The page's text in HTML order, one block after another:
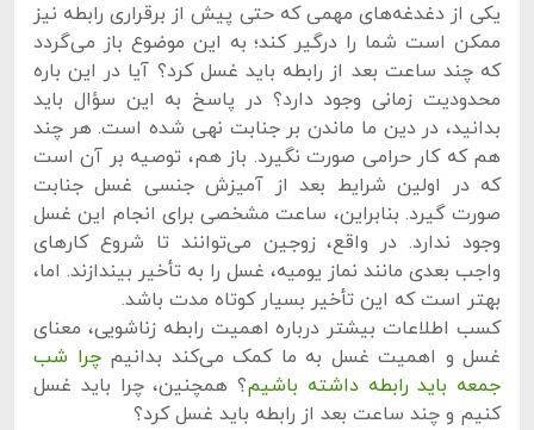
یکی از دغدغه‌های مهمی که حتی پیش از برقراری رابطه نیز
ممکن است شما را درگیر کند؛ به این موضوع باز می‌گردد
که چند ساعت بعد از رابطه باید غسل کرد؟ آیا در این باره
محدودیت زمانی وجود دارد؟ در پاسخ به این سؤال باید
بدانید، در دین ما ماندن بر جنابت نهی شده است. هر چند
هم که کار حرامی صورت نگیرد. باز هم، توصیه بر آن است
که در اولین شرایط بعد از آمیزش جنسی غسل جنابت
صورت گیرد. بنابراین، ساعت مشخصی برای انجام این غسل
وجود ندارد. در واقع، زوجین می‌توانند تا شروع کارهای
واجب بعدی مانند نماز یومیه، غسل را به تأخیر بیندازند. اما،
بهتر است که این تأخیر بسیار کوتاه مدت باشد.
کسب اطلاعات بیشتر درباره اهمیت رابطه زناشویی، معنای
غسل و اهمیت غسل به ما کمک می‌کند بدانیمچرا شب
جمعه باید رابطه داشته باشیم؟ همچنین، چرا باید غسل
کنیم و چند ساعت بعد از رابطه باید غسل کرد؟